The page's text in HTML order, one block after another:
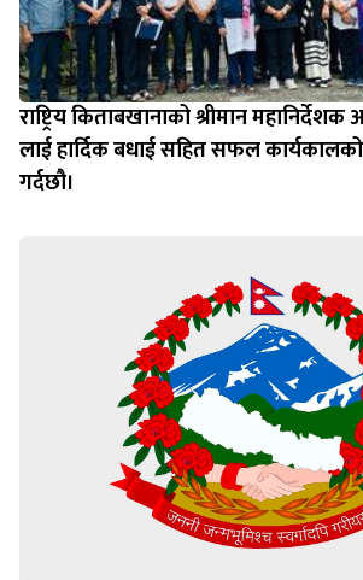
राष्ट्रिय किताबखानाको श्रीमान
लाई हार्दिक बधाई सहित सफल
गर्दछौ।